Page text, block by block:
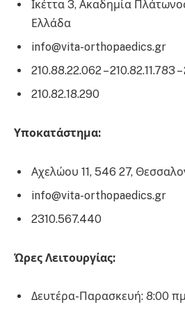
Ικέττα 3, Ακαδημία
Ελλάδα
info@vita-orthopaedics.gr
210.88.22.062 – 210.82.11.783
210.82.18.290
Υποκατάστημα:
Αχελώου 11, 546 27,
info@vita-orthopaedics.gr
2310.567.440
Ώρες Λειτουργίας:
Δευτέρα-Παρασκευή: 8:00